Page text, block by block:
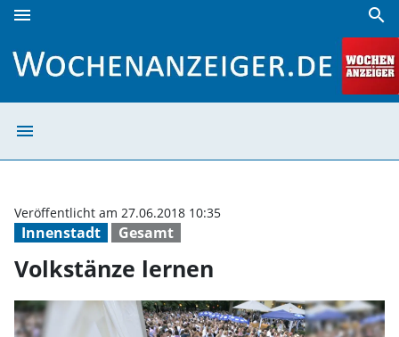
menu search
menu
Innenstadt Gesamt
Veröffentlicht am 27.06.2018 10:35
Volkstänze lernen